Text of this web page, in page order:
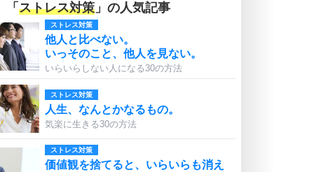
「 ストレス対策 」の人気記事
ストレス対策
他人と比べない。
いっそのこと、他人を見ない。
いらいらしない人になる30の方法
ストレス対策
人生、なんとかなるもの。
気楽に生きる30の方法
ストレス対策
価値観を捨てると、いらいらも消え